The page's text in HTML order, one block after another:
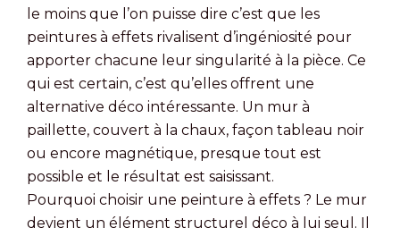
le moins que l’on puisse dire c’est que les
peintures à effets rivalisent d’ingéniosité pour
apporter chacune leur singularité à la pièce. Ce
qui est certain, c’est qu’elles offrent une
alternative déco intéressante. Un mur à
paillette, couvert à la chaux, façon tableau noir
ou encore magnétique, presque tout est
possible et le résultat est saisissant.
Pourquoi choisir une peinture à effets ? Le mur
devient un élément structurel déco à lui seul. Il